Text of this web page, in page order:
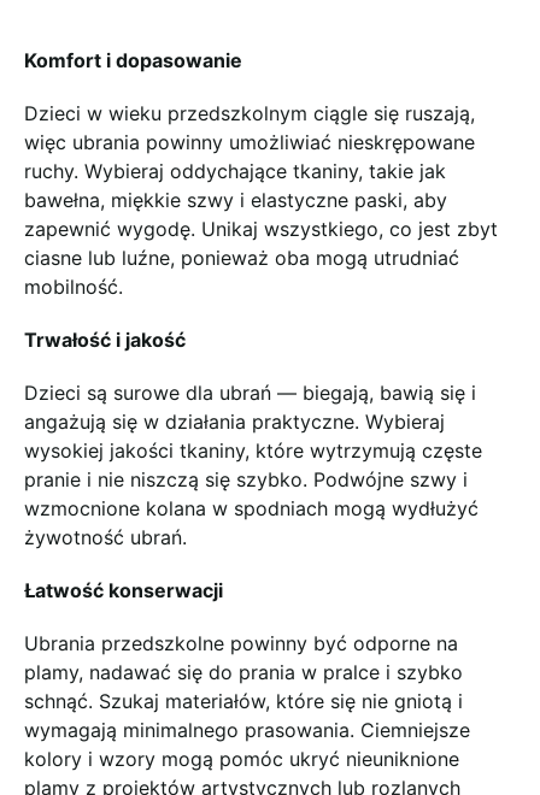
Komfort i dopasowanie
Dzieci w wieku przedszkolnym ciągle się ruszają,
więc ubrania powinny umożliwiać nieskrępowane
ruchy. Wybieraj oddychające tkaniny, takie jak
bawełna, miękkie szwy i elastyczne paski, aby
zapewnić wygodę. Unikaj wszystkiego, co jest zbyt
ciasne lub luźne, ponieważ oba mogą utrudniać
mobilność.
Trwałość i jakość
Dzieci są surowe dla ubrań — biegają, bawią się i
angażują się w działania praktyczne. Wybieraj
wysokiej jakości tkaniny, które wytrzymują częste
pranie i nie niszczą się szybko. Podwójne szwy i
wzmocnione kolana w spodniach mogą wydłużyć
żywotność ubrań.
Łatwość konserwacji
Ubrania przedszkolne powinny być odporne na
plamy, nadawać się do prania w pralce i szybko
schnąć. Szukaj materiałów, które się nie gniotą i
wymagają minimalnego prasowania. Ciemniejsze
kolory i wzory mogą pomóc ukryć nieuniknione
plamy z projektów artystycznych lub rozlanych